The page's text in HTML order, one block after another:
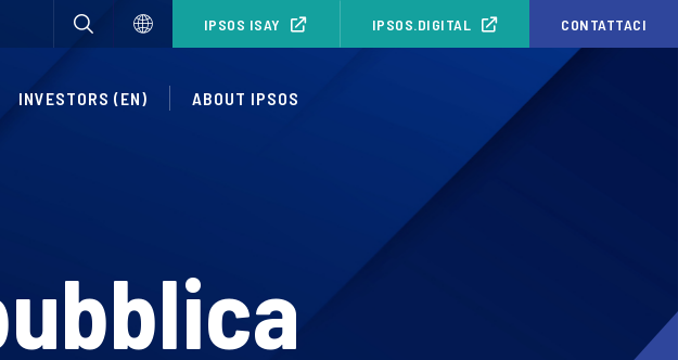
IPSOS ISAY IPSOS.DIGITAL CONTATTACI
INVESTORS (EN) ABOUT IPSOS